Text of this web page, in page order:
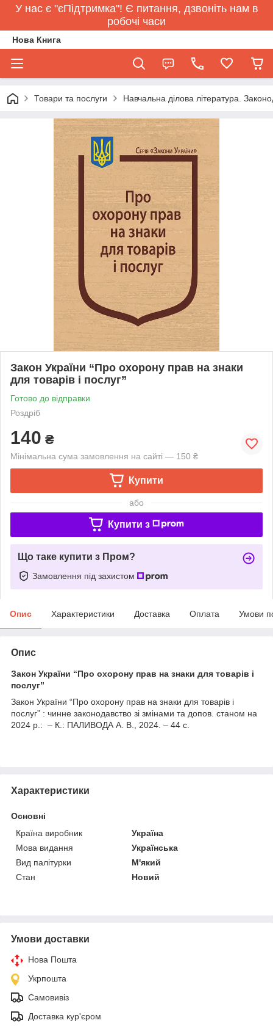
У нас є "єПідтримка"! Є питання, дзвоніть нам в
робочі часи
Нова Книга
Товари та послуги Навчальна ділова література.
Закон України “Про охорону прав на знаки
для товарів і послуг”
Готово до відправки
Роздріб
140 ₴
Мінімальна сума замовлення на сайті — 150 ₴
Купити
або
Купити з
Що таке купити з Пром?
Замовлення під захистом
Опис Характеристики Доставка Оплата Умови
Опис
Закон України “Про охорону прав на знаки для товарів і
послуг”
Закон України “Про охорону прав на знаки для товарів і
послуг” : чинне законодавство зі змінами та допов. станом на
2024 р.: – К.: ПАЛИВОДА А. В., 2024. – 44 с.
Характеристики
Основні
Країна виробник
Україна
Мова видання
Українська
Вид палітурки
М'який
Стан
Новий
Умови доставки
Нова Пошта
Укрпошта
Самовивіз
Доставка кур'єром